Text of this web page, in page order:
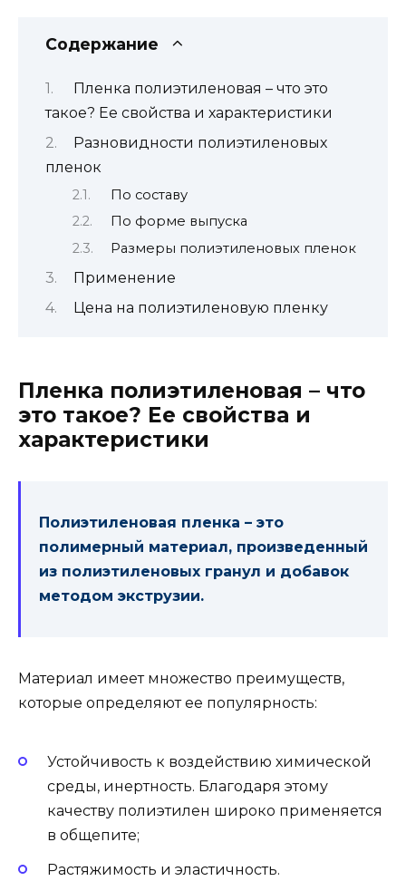
Содержание
Пленка полиэтиленовая – что это
такое? Ее свойства и характеристики
Разновидности полиэтиленовых
пленок
По составу
По форме выпуска
Размеры полиэтиленовых пленок
Применение
Цена на полиэтиленовую пленку
Пленка полиэтиленовая – что
это такое? Ее свойства и
характеристики
Полиэтиленовая пленка – это
полимерный материал, произведенный
из полиэтиленовых гранул и добавок
методом экструзии.
Материал имеет множество преимуществ,
которые определяют ее популярность:
Устойчивость к воздействию химической
среды, инертность. Благодаря этому
качеству полиэтилен широко применяется
в общепите;
Растяжимость и эластичность.